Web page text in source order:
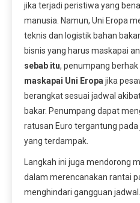
jika terjadi peristiwa yang
manusia. Namun, Uni Eropa
teknis dan logistik bahan
bisnis yang harus maskapai
sebab itu, penumpang
maskapai Uni Eropajika
berangkat sesuai jadwal
bakar. Penumpang dapat
ratusan Euro tergantung
yang terdampak.
Langkah ini juga mendorong
dalam merencanakan rantai
menghindari gangguan jadwal.